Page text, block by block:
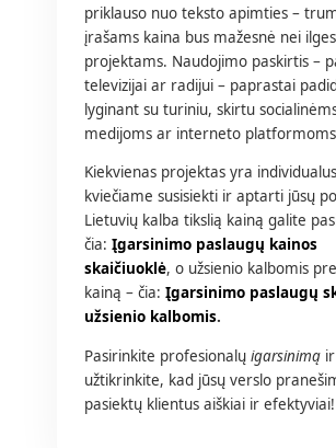
priklauso nuo teksto apimties –
įrašams kaina bus mažesnė nei
projektams. Naudojimo paskirtis –
televizijai ar radijui – paprastai
lyginant su turiniu, skirtu
medijoms ar interneto
Kiekvienas projektas yra
kviečiame susisiekti ir aptarti jūsų
Lietuvių kalba tikslią kainą galite
čia:Įgarsinimo paslaugų kainos
skaičiuoklė, o užsienio kalbomis
kainą – čia:Įgarsinimo paslaugų
užsienio kalbomis.
Pasirinkite profesionalųigarsinimą ir
užtikrinkite, kad jūsų verslo
pasiektų klientus aiškiai ir efektyviai!